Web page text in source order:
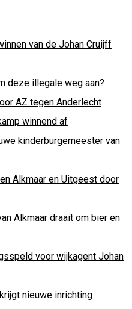
van de Johan Cruijff
deze illegale weg aan?
AZ tegen Anderlecht
winnend af
kinderburgemeester van
Alkmaar en Uitgeest door
Alkmaar draait om bier en
voor wijkagent Johan
nieuwe inrichting